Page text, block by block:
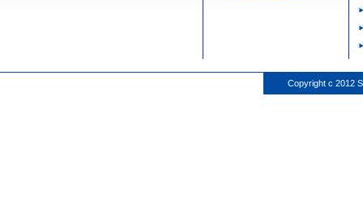
Copyright c 2012